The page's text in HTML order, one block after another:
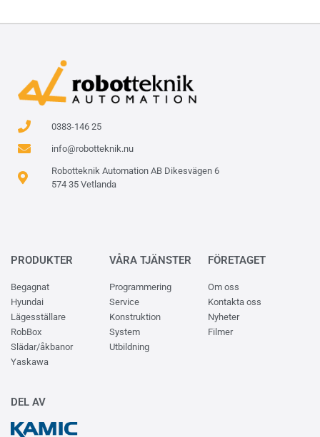
0383-146 25
info@robotteknik.nu
Robotteknik Automation AB Dikesvägen 6
574 35 Vetlanda
PRODUKTER
Begagnat
Hyundai
Lägesställare
RobBox
Slädar/åkbanor
Yaskawa
VÅRA TJÄNSTER
Programmering
Service
Konstruktion
System
Utbildning
FÖRETAGET
Om oss
Kontakta oss
Nyheter
Filmer
DEL AV